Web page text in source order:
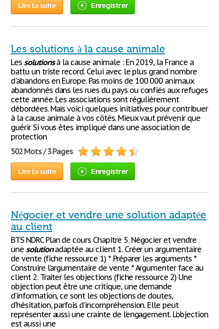
Lire la suite Enregistrer
Les solutions à la cause animale
Les solutionsà la cause animale : En 2019, la France a
battu un triste record. Celui avec le plus grand nombre
d'abandons en Europe. Pas moins de 100 000 animaux
abandonnés dans les rues du pays ou confiés aux refuges
cette année. Les associations sont régulièrement
débordées. Mais voici quelques initiatives pour contribuer
à la cause animale à vos côtés. Mieux vaut prévenir que
guérir Si vous êtes impliqué dans une association de
protection
502 Mots / 3 Pages
Lire la suite Enregistrer
Négocier et vendre une solution adaptée
au client
BTS NDRC Plan de cours Chapitre 5. Négocier et vendre
une solutionadaptée au client 1. Créer un argumentaire
de vente (fiche ressource 1) * Préparer les arguments *
Construire l’argumentaire de vente * Argumenter face au
client 2. Traiter les objections (fiche ressource 2) Une
objection peut être une critique, une demande
d’information, ce sont les objections de doutes,
d’hésitation, parfois d’incompréhension. Elle peut
représenter aussi une crainte de l’engagement. L’objection
est aussi une